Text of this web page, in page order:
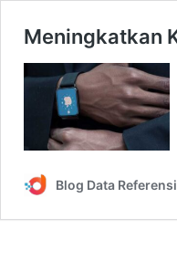
Meningkatkan
Blog Data Referensi